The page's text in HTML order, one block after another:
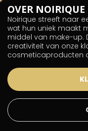
OVER NOIRIQUE
Noirique streeft naar
wat hun uniek maakt
middel van make-up.
creativiteit van onze
cosmeticaproducten